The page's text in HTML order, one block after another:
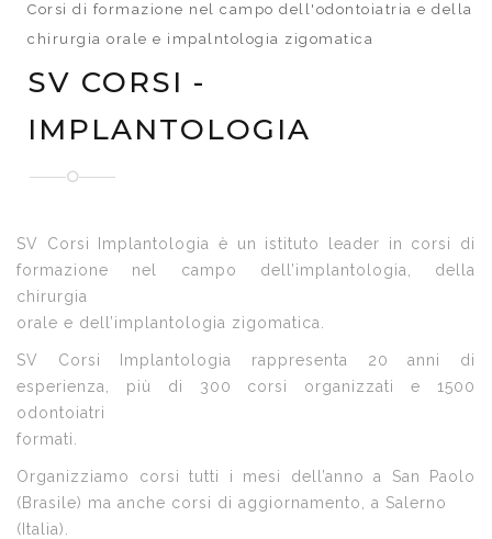
Corsi di formazione nel campo dell'odontoiatria e della
chirurgia orale e impalntologia zigomatica
SV CORSI -
IMPLANTOLOGIA
SV Corsi Implantologia è un istituto leader in corsi di
formazione nel campo dell’implantologia, della
chirurgia
orale e dell’implantologia zigomatica.
SV Corsi Implantologia rappresenta 20 anni di
esperienza, più di 300 corsi organizzati e 1500
odontoiatri
formati.
Organizziamo corsi tutti i mesi dell’anno a San Paolo
(Brasile) ma anche corsi di aggiornamento, a Salerno
(Italia).